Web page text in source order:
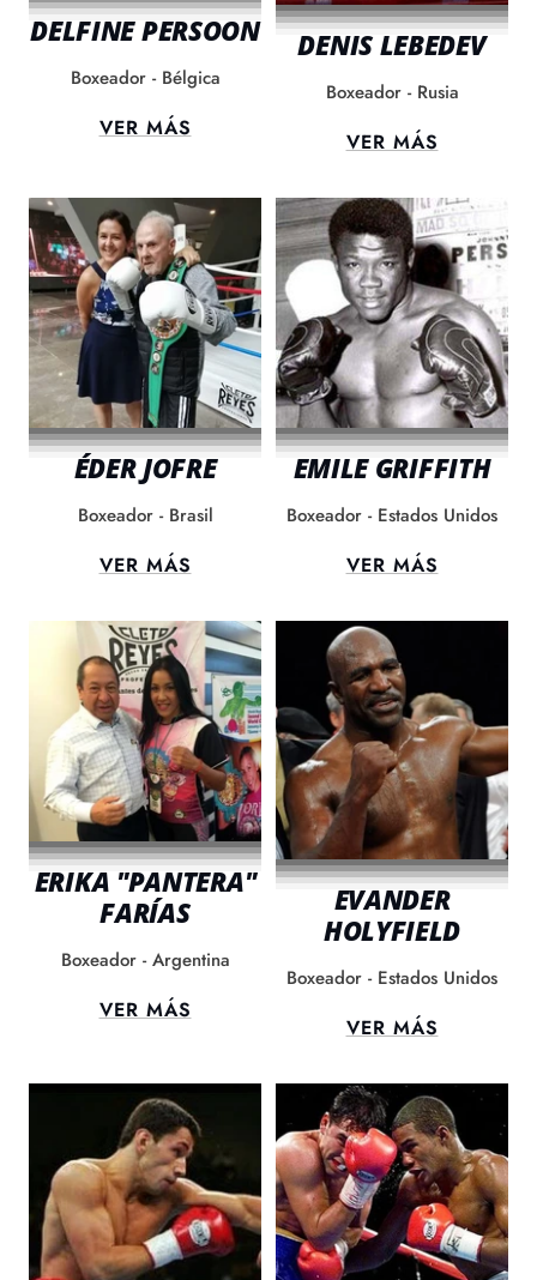
DELFINE PERSOON
Boxeador - Bélgica
VER MÁS
DENIS LEBEDEV
Boxeador - Rusia
VER MÁS
ÉDER JOFRE
Boxeador - Brasil
VER MÁS
EMILE GRIFFITH
Boxeador - Estados Unidos
VER MÁS
ERIKA "PANTERA"
FARÍAS
Boxeador - Argentina
VER MÁS
EVANDER
HOLYFIELD
Boxeador - Estados Unidos
VER MÁS